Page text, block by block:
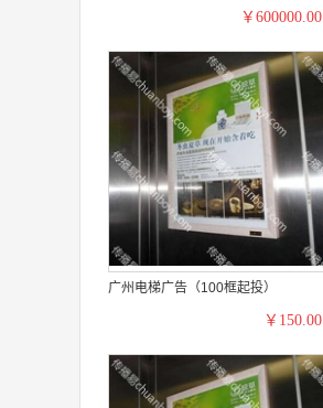
￥600000.00
广州电梯广告（100框起投）
￥150.00